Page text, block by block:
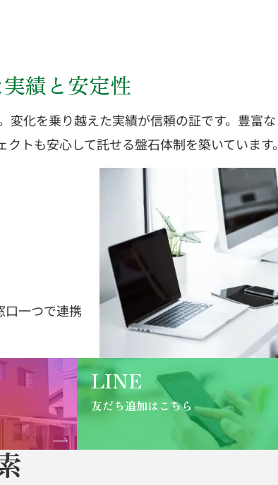
績と安定性
変化を乗り越えた実績が信頼の証です。豊富な
トも安心して託せる盤石体制を築いています。
口一つで連携
LINE
友だち追加はこちら